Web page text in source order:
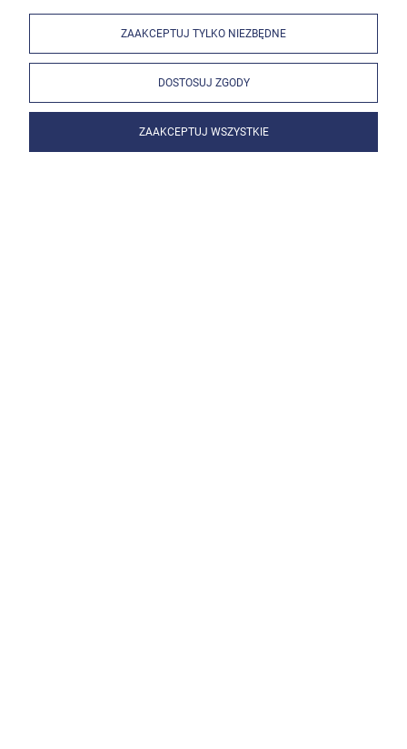
ZAAKCEPTUJ TYLKO NIEZBĘDNE
DOSTOSUJ ZGODY
ZAAKCEPTUJ WSZYSTKIE